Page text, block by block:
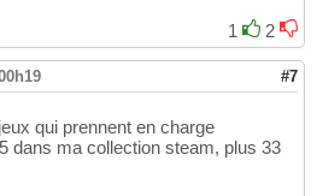
1
2
#7
qui prennent en charge
dans ma collection steam, plus 33